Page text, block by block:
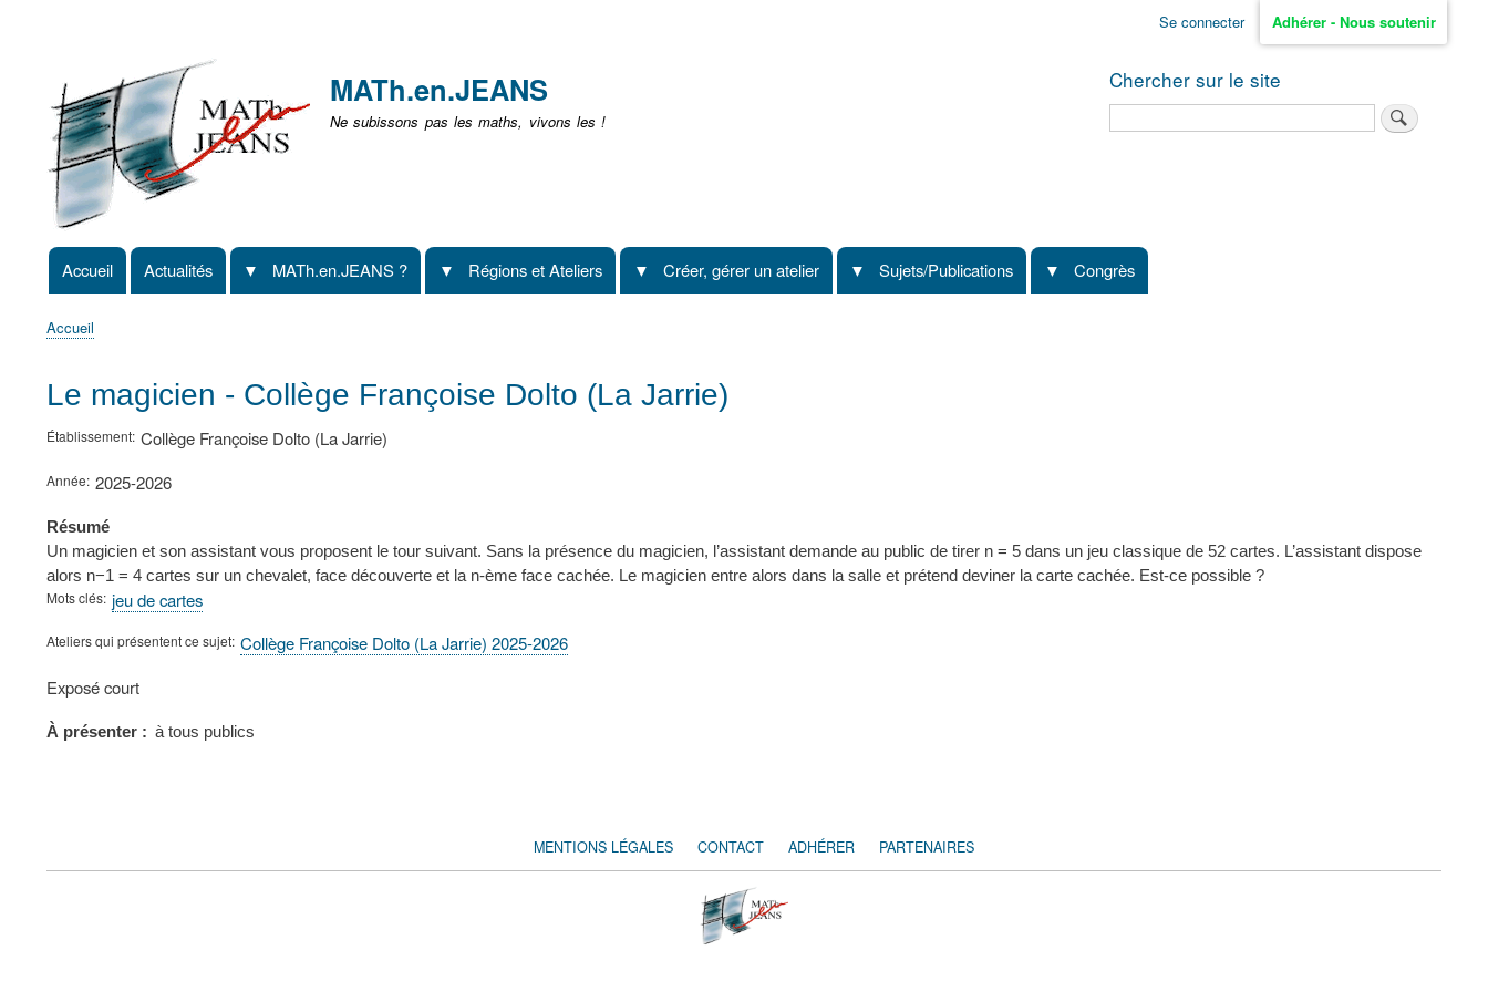
non
identifié
Se connecter Adhérer - Nous soutenir
MATh.en.JEANS
Ne subissons pas les maths, vivons les !
Chercher sur le site
Navigation
principale
Accueil Actualités MATh.en.JEANS ? Régions et Ateliers Créer, gérer un atelier Sujets/Publications Congrès
d'Ariane
Accueil
Le magicien - Collège Françoise Dolto (La Jarrie)
Établissement Collège Françoise Dolto (La Jarrie)
Année 2025-2026
Résumé
Un magicien et son assistant vous proposent le tour suivant. Sans la présence du magicien, l’assistant demande au public de tirer n = 5 dans un jeu classique de 52 cartes. L’assistant dispose
alors n−1 = 4 cartes sur un chevalet, face découverte et la n-ème face cachée. Le magicien entre alors dans la salle et prétend deviner la carte cachée. Est-ce possible ?
Mots clés jeu de cartes
Ateliers qui présentent ce sujet Collège Françoise Dolto (La Jarrie) 2025-2026
Type
présentation
Exposé court
À présenter à tous publics
FOOTER
MENTIONS LÉGALES CONTACT ADHÉRER PARTENAIRES